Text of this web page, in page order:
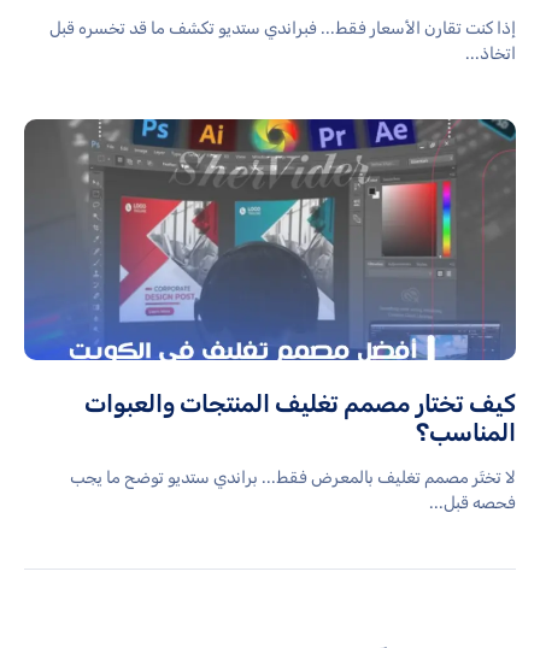
إذا كنت تقارن الأسعار فقط... فبراندي ستديو تكشف ما قد تخسره قبل
اتخاذ...
كيف تختار مصمم تغليف المنتجات والعبوات
المناسب؟
لا تختَر مصمم تغليف بالمعرض فقط... براندي ستديو توضح ما يجب
فحصه قبل...